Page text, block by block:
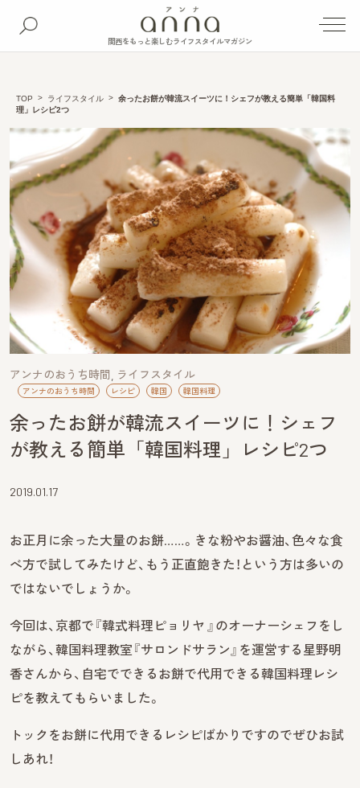
関西をもっと楽しむライフスタイルマガジン
TOP ライフスタイル
余ったお餅が韓流スイーツに！シェフが教える簡単「韓国料
理」レシピ2つ
アンナのおうち時間 ライフスタイル
アンナのおうち時間 レシピ 韓国 韓国料理
余ったお餅が韓流スイーツに！シェフ
が教える簡単「韓国料理」レシピ2つ
2019.01.17
お正月に余った大量のお餅……。きな粉やお醤油、色々な食
べ方で試してみたけど、もう正直飽きた！という方は多いの
ではないでしょうか。
今回は、京都で『韓式料理ピョリヤ 』のオーナーシェフをし
ながら、韓国料理教室『サロンドサラン』を運営する星野明
香さんから、自宅でできるお餅で代用できる韓国料理レシ
ピを教えてもらいました。
トックをお餅に代用できるレシピばかりですのでぜひお試
しあれ！